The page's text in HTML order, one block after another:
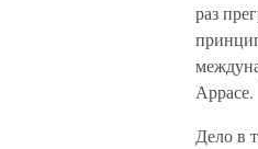
раз
Аррасе.
Дело в